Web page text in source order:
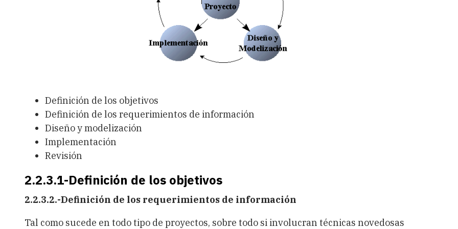
Definición de los objetivos
Definición de los requerimientos de información
Diseño y modelización
Implementación
Revisión
2.2.3.1-Definición de los objetivos
2.2.3.2.-Definición de los requerimientos de información
Tal como sucede en todo tipo de proyectos, sobre todo si involucran técnicas novedosas